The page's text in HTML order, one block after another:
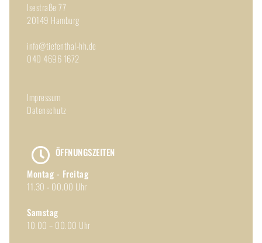
Isestraße 77
20149 Hamburg
info@tiefenthal-hh.de
040 4696 1672
Impressum
Datenschutz
ÖFFNUNGSZEITEN
Montag - Freitag
11.30 - 00.00 Uhr
Samstag
10.00 – 00.00 Uhr